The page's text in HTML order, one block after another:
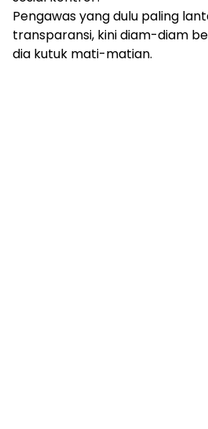
Pengawas yang dulu paling
transparansi, kini diam-diam
dia kutuk mati-matian.